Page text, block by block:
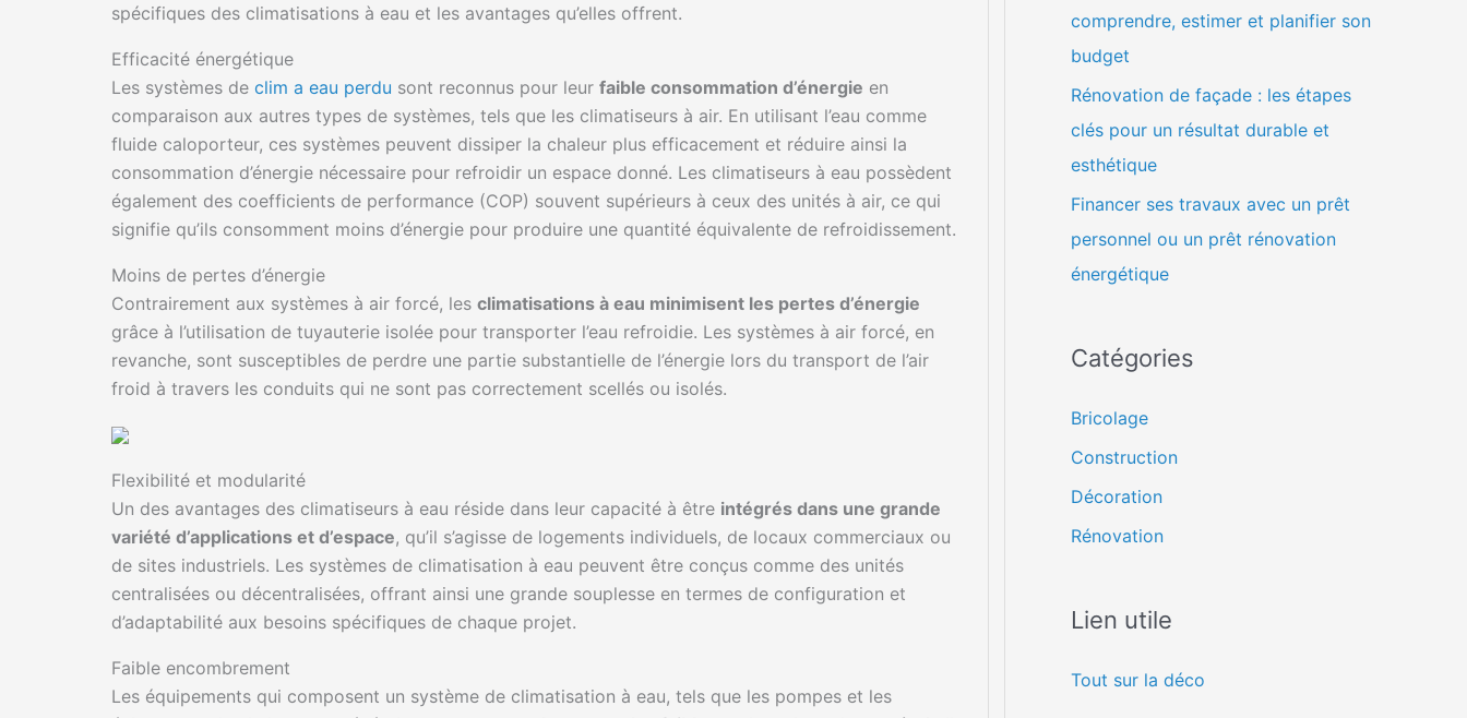
spécifiques des climatisations à eau et les avantages qu’elles offrent.
Efficacité énergétique
Les systèmes de clim a eau perdu sont reconnus pour leur faible consommation d’énergie en
comparaison aux autres types de systèmes, tels que les climatiseurs à air. En utilisant l’eau comme
fluide caloporteur, ces systèmes peuvent dissiper la chaleur plus efficacement et réduire ainsi la
consommation d’énergie nécessaire pour refroidir un espace donné. Les climatiseurs à eau possèdent
également des coefficients de performance (COP) souvent supérieurs à ceux des unités à air, ce qui
signifie qu’ils consomment moins d’énergie pour produire une quantité équivalente de refroidissement.
Moins de pertes d’énergie
Contrairement aux systèmes à air forcé, les climatisations à eau minimisent les pertes d’énergie
grâce à l’utilisation de tuyauterie isolée pour transporter l’eau refroidie. Les systèmes à air forcé, en
revanche, sont susceptibles de perdre une partie substantielle de l’énergie lors du transport de l’air
froid à travers les conduits qui ne sont pas correctement scellés ou isolés.
Flexibilité et modularité
Un des avantages des climatiseurs à eau réside dans leur capacité à être intégrés dans une grande
variété d’applications et d’espace, qu’il s’agisse de logements individuels, de locaux commerciaux ou
de sites industriels. Les systèmes de climatisation à eau peuvent être conçus comme des unités
centralisées ou décentralisées, offrant ainsi une grande souplesse en termes de configuration et
d’adaptabilité aux besoins spécifiques de chaque projet.
Faible encombrement
Les équipements qui composent un système de climatisation à eau, tels que les pompes et les
comprendre, estimer et planifier son
budget
Rénovation de façade : les étapes
clés pour un résultat durable et
esthétique
Financer ses travaux avec un prêt
personnel ou un prêt rénovation
énergétique
Catégories
Bricolage
Construction
Décoration
Rénovation
Lien utile
Tout sur la déco